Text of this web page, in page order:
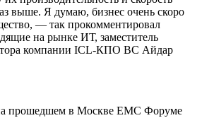
выше. Я думаю, бизнес очень скоро
— так прокомментировал
на рынке ИТ, заместитель
компании ICL-КПО ВС Айдар
прошедшем в Москве ЕМС Форуме